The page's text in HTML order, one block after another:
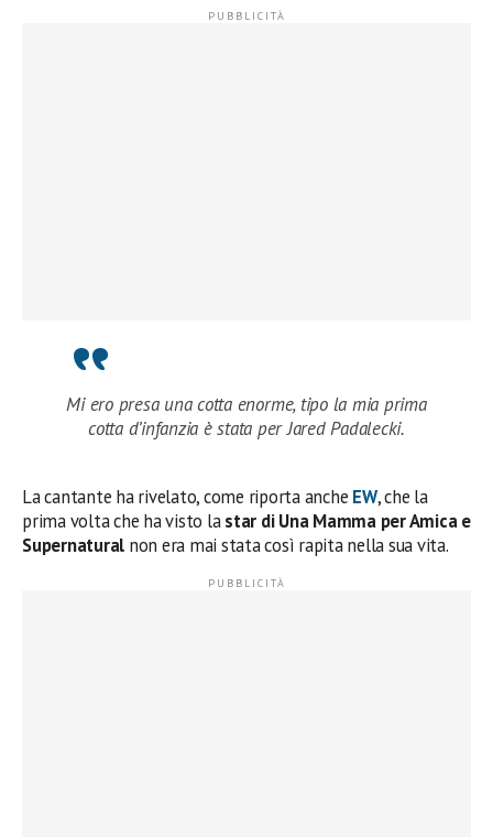
Mi ero presa una cotta enorme, tipo la mia prima
cotta d’infanzia è stata per Jared Padalecki.
La cantante ha rivelato, come riporta anche EW, che la
prima volta che ha visto lastar di Una Mamma per Amica e
Supernatural non era mai stata così rapita nella sua vita.